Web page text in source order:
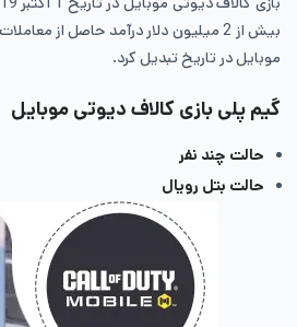
موبایل در تاریخ تبدیل کرد.
گیم پلی بازی کالاف دیوتی موبایل
حالت چند نفر
حالت بتل رویال